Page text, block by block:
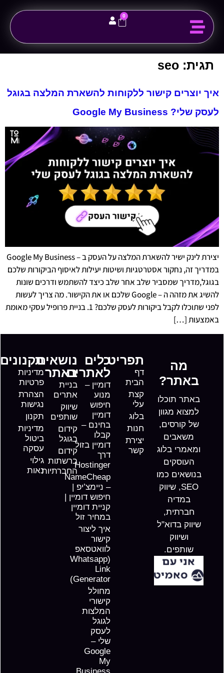
0
תגית: seo
איך יוצרים קישור ללקוחות להשארת המלצה בגוגל
לעסק שלי? Google My Business
יצירת לינק ישיר להשארת המלצה על העסק ב – Google My Business
במדריך זה, נחקור אסטרטגיות ושיטות יעילות לאיסוף הביקורות שלכם
בגוגל,מדריך שמסביר שלב אחר שלב כיצד להשתמש ודרכים שונות
להשיג את מזהה ה – Google שלכם או את הקישור. מה צריך לעשות
לפני שתוכלו לקבל ביקורות לעסק שלכם? 1. בניית פרופיל עסקי מאומת
באמצעות […]
מה
באתר?
באתר תוכלו
למצוא מגוון
של קורסים,
משאבים
ומאמרי בלוג
העוסקים
בנושאים כמו
SEO, שיווק
במדיה
חברתית,
שיווק בדוא"ל
ושיווק
שותפים.
תפריט
דף
הבית
קצת
עלי
בלוג
חנות
יצירת
קשר
כלים
לאתרים
דומיין –
מנוע
חיפוש
דומיין
בחינם –
קבלו
דומיין בזול
דרך
Hostinger
NameCheap
– ניימצ’יפ |
חיפוש דומיין |
קניית דומיין
במחיר זול
איך ליצור
קישור
לוואטסאפ
(Whatsapp
Link
Generator)
מחולל
קישורי
המלצות
לגוגל
לעסק
שלי –
Google
My
נושאים
באתר
בניית
אתרים
שיווק
שותפים
קידום
בגוגל
קידום
ברשתות
החברתיות
תקנונים
מדיניות
פרטיות
הצהרת
נגישות
תקנון
מדיניות
ביטול
עסקה
גילוי
נאות